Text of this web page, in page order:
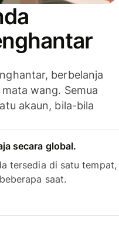
berbelanja
wang. Semua
akaun, bila-bila
secara global.
tersedia di satu tempat,
saat.